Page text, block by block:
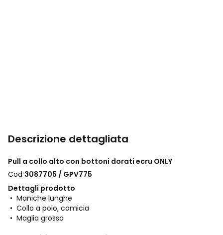
Descrizione dettagliata
Pull a collo alto con bottoni dorati ecru ONLY
Cod 3087705 / GPV775
Dettagli prodotto
• Maniche lunghe
• Collo a polo, camicia
• Maglia grossa